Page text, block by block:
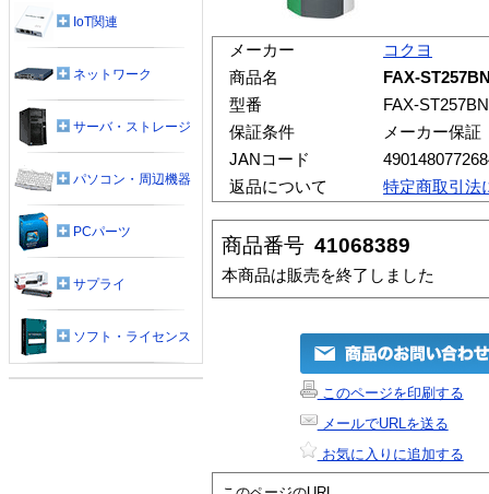
メーカー
コクヨ
商品名
FAX-
型番
FAX-ST257BN
保証条件
メーカー保証
JANコード
返品について
特定商取引法
商品番号 41068389
本商品は販売を終了しました
このページを印刷する
メールでURLを送る
お気に入りに追加する
IoT関連
ネットワーク
サーバ・ストレージ
パソコン・周辺機器
PCパーツ
サプライ
ソフト・ライセンス